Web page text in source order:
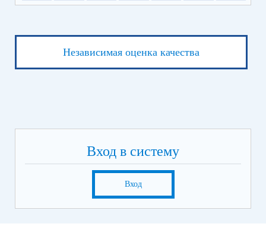
Независимая оценка качества
Вход в систему
Вход